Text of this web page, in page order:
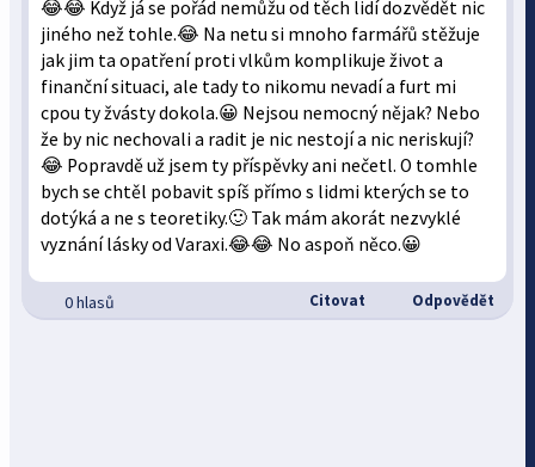
😂😂 Když já se pořád nemůžu od těch lidí dozvědět nic
jiného než tohle.😂 Na netu si mnoho farmářů stěžuje
jak jim ta opatření proti vlkům komplikuje život a
finanční situaci, ale tady to nikomu nevadí a furt mi
cpou ty žvásty dokola.😀 Nejsou nemocný nějak? Nebo
že by nic nechovali a radit je nic nestojí a nic neriskují?
😂 Popravdě už jsem ty příspěvky ani nečetl. O tomhle
bych se chtěl pobavit spíš přímo s lidmi kterých se to
dotýká a ne s teoretiky.🙂 Tak mám akorát nezvyklé
vyznání lásky od Varaxi.😂😂 No aspoň něco.😀
0 hlasů Citovat Odpovědět